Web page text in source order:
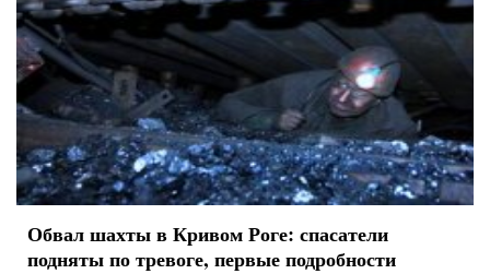
Обвал шахты в Кривом Роге: спасатели
подняты по тревоге, первые подробности